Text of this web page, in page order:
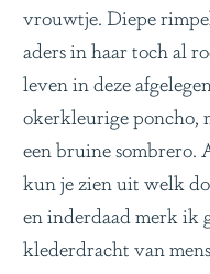
vrouwtje. Diepe
aders in haar toch al
leven in deze
okerkleurige poncho,
een bruine sombrero.
kun je zien uit welk
en inderdaad merk ik
klederdracht van